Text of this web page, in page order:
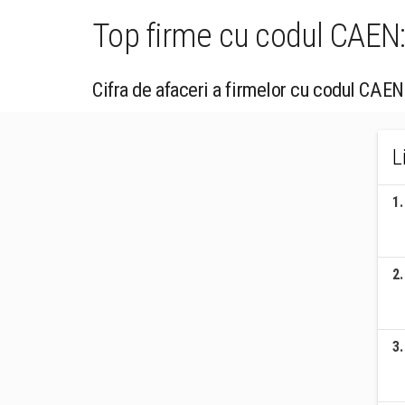
Top firme cu codul
Cifra de afaceri a firmelor cu codul
1.
2.
3.